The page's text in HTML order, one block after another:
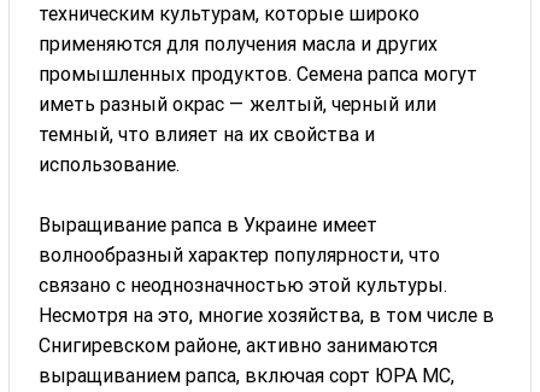
техническим культурам, которые широко
применяются для получения масла и других
промышленных продуктов. Семена рапса могут
иметь разный окрас — желтый, черный или
темный, что влияет на их свойства и
использование.
Выращивание рапса в Украине имеет
волнообразный характер популярности, что
связано с неоднозначностью этой культуры.
Несмотря на это, многие хозяйства, в том числе в
Снигиревском районе, активно занимаются
выращиванием рапса, включая сорт ЮРА МС,